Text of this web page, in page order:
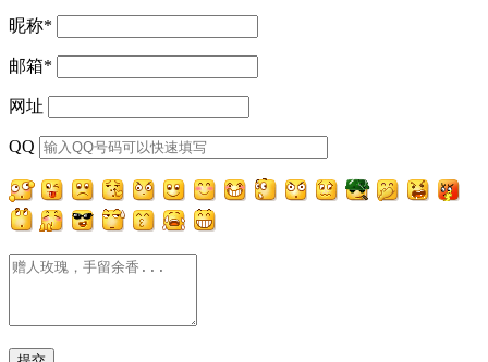
昵称*
邮箱*
网址
QQ